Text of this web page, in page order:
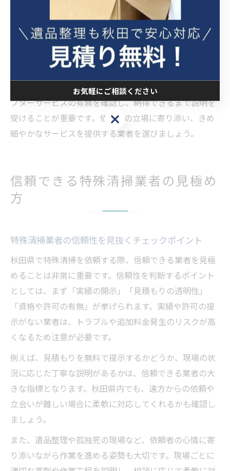
の要望や不安に寄り添った説明ができるかも大切なポイ
ントです。遠方からの依頼や、現場への立ち会いが難し
い場合でも、写真や報告書で状況を共有してくれる業者
は安心感があります。急な依頼や土日対応が可能かどう
かも、業者の柔軟性を判断する材料となります。
失敗を防ぐためには、契約前に作業内容・対応範囲・ア
フターサービスの有無を確認し、納得できるまで説明を
受けることが重要です。依頼者の立場に寄り添い、きめ
細やかなサービスを提供する業者を選びましょう。
信頼できる特殊清掃業者の見極め
方
特殊清掃業者の信頼性を見抜くチェックポイント
秋田県で特殊清掃を依頼する際、信頼できる業者を見極
めることは非常に重要です。信頼性を判断するポイント
としては、まず「実績の開示」「見積もりの透明性」
「資格や許可の有無」が挙げられます。実績や許可の提
示がない業者は、トラブルや追加料金発生のリスクが高
くなるため注意が必要です。
例えば、見積もりを無料で提示するかどうか、現場の状
況に応じた丁寧な説明があるかは、信頼できる業者の大
きな指標となります。秋田県内でも、遠方からの依頼や
立会いが難しい場合に柔軟に対応してくれるかも確認し
ましょう。
また、遺品整理や孤独死の現場など、依頼者の心情に寄
り添いながら作業を進める姿勢も大切です。現場ごとに
お気軽にご相談ください
お気軽にご相談ください